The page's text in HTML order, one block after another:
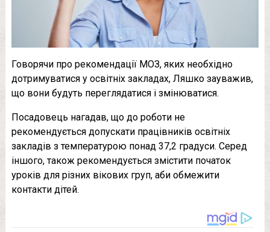
Говорячи про рекомендації МОЗ, яких необхідно
дотримуватися у освітніх закладах, Ляшко зауважив,
що вони будуть переглядатися і змінюватися.
Посадовець нагадав, що до роботи не
рекомендується допускати працівників освітніх
закладів з температурою понад 37,2 градуси. Серед
іншого, також рекомендується змістити початок
уроків для різних вікових груп, аби обмежити
контакти дітей.